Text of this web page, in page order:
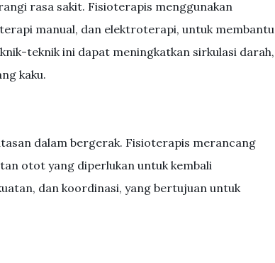
rasa sakit. Fisioterapis menggunakan
manual, dan elektroterapi, untuk membantu
teknik ini dapat meningkatkan sirkulasi darah,
kaku.
dalam bergerak. Fisioterapis merancang
otot yang diperlukan untuk kembali
dan koordinasi, yang bertujuan untuk